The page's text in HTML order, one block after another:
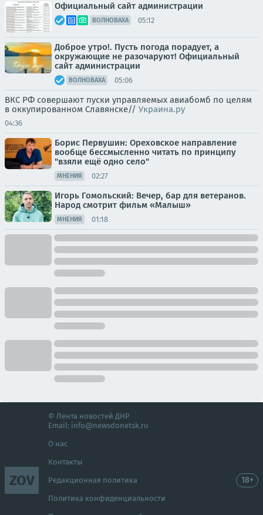
Официальный сайт администрации
ВОЛНОВАХА 05:12
Доброе утро!. Пусть погода порадует, а
окружающие не разочаруют! Официальный
сайт администрации
ВОЛНОВАХА 05:06
ВКС РФ совершают пуски управляемых авиабомб по целям
в оккупированном Славянске// Украина.ру
04:36
Борис Первушин: Ореховское направление
вообще бессмысленно читать по принципу
"взяли ещё одно село"
МНЕНИЯ 02:27
Игорь Гомольский: Вечер, бар для ветеранов.
Народ смотрит фильм «Малыш»
МНЕНИЯ 01:18
ZOV
© Лента новостей ДНР
Email: info@newsdonetsk.ru
О нас
Контакты
Редакционная политика
Политика конфиденциальности
18+